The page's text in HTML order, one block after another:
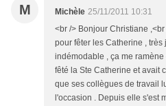
M Michèle 25/11/2011 10:31
<br /> Bonjour Christiane
pour fêter les Catherine , très
indémodable , ça me
fêté la Ste Catherine et avait
que ses collègues de travail
l'occasion . Depuis elle s'est